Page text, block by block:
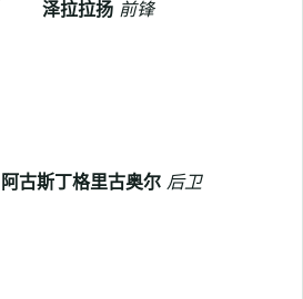
泽拉拉扬 前锋
阿古斯丁格里古奥尔 后卫